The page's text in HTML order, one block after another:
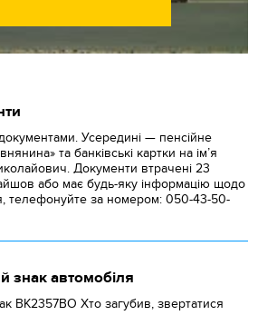
Усередині — пенсійне
та банківські картки на ім’я
Документи втрачені 23
або має будь-яку інформацію щодо
телефонуйте за номером: 050-43-50-
знак автомобіля
ВК2357ВО Хто загубив, звертатися